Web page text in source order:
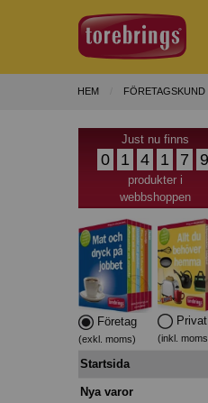
HEM FÖRETAGSKUND
Just nu finns
0 1 4 1 7 9
produkter i
webbshoppen
Företag
(exkl. moms)
Privat
(inkl.
Startsida
Nya varor